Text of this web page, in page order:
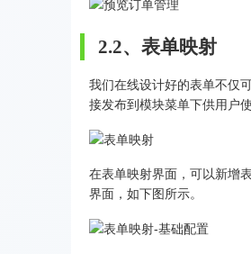
2.2、表单映射
我们在线设计好的表单不仅
接发布到模块菜单下供用户
在表单映射界面，可以新增
界面，如下图所示。